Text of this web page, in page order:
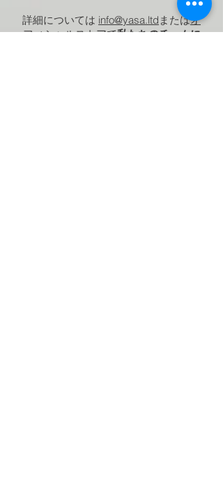
詳細については info@yasa.ltd またはオ
フィシャルストアで私たちのチームに